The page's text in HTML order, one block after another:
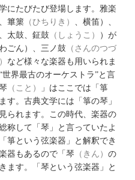
にたびたび登場します。雅楽
、篳篥 （ひちりき） 、横笛）、
太鼓、鉦鼓 （しょうこ）
）が
ごん）、三ノ鼓 （さんのつづ
など様々な楽器も用いられま
界最古のオーケストラ”と言
（こと）
」はここでは「箏
す。古典文学には「箏の琴」
られます。この時代、楽器の
称して「琴」と言っていたよ
箏という弦楽器」と解釈でき
器もあるので「琴 （きん） の
ます。「琴という弦楽器」と